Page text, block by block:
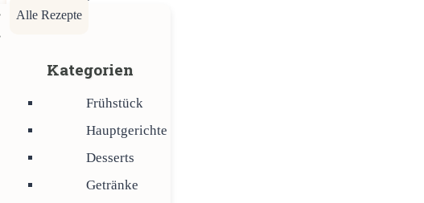
Alle Rezepte
Kategorien
Frühstück
Hauptgerichte
Desserts
Getränke